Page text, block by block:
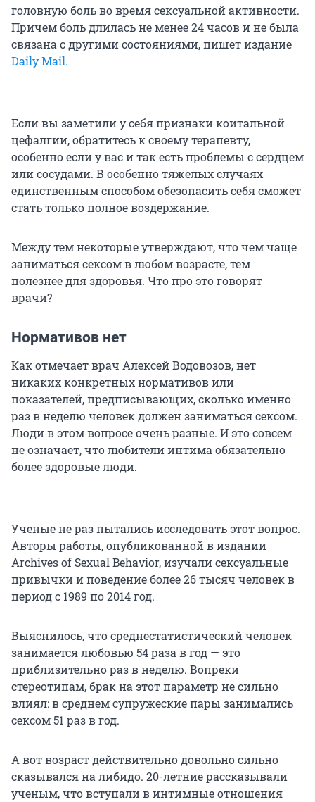
головную боль во время сексуальной активности.
Причем боль длилась не менее 24 часов и не была
связана с другими состояниями, пишет издание
Daily Mail.
Если вы заметили у себя признаки коитальной
цефалгии, обратитесь к своему терапевту,
особенно если у вас и так есть проблемы с сердцем
или сосудами. В особенно тяжелых случаях
единственным способом обезопасить себя сможет
стать только полное воздержание.
Между тем некоторые утверждают, что чем чаще
заниматься сексом в любом возрасте, тем
полезнее для здоровья. Что про это говорят
врачи?
Нормативов нет
Как отмечает врач Алексей Водовозов, нет
никаких конкретных нормативов или
показателей, предписывающих, сколько именно
раз в неделю человек должен заниматься сексом.
Люди в этом вопросе очень разные. И это совсем
не означает, что любители интима обязательно
более здоровые люди.
Ученые не раз пытались исследовать этот вопрос.
Авторы работы, опубликованной в издании
Archives of Sexual Behavior, изучали сексуальные
привычки и поведение более 26 тысяч человек в
период с 1989 по 2014 год.
Выяснилось, что среднестатистический человек
занимается любовью 54 раза в год — это
приблизительно раз в неделю. Вопреки
стереотипам, брак на этот параметр не сильно
влиял: в среднем супружеские пары занимались
сексом 51 раз в год.
А вот возраст действительно довольно сильно
сказывался на либидо. 20-летние рассказывали
ученым, что вступали в интимные отношения